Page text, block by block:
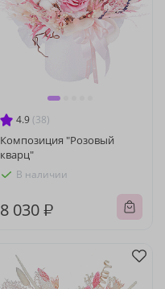
4.9 (38)
Композиция "Розовый
кварц"
В наличии
8 030 ₽